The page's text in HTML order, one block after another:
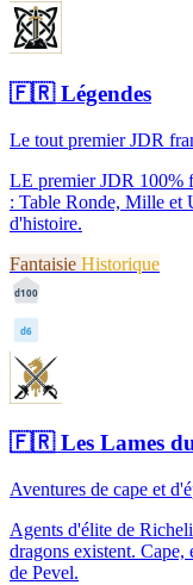
🇫🇷Légendes
Le tout premier JDR
LE premier JDR 100%
: Table Ronde, Mille et
d'histoire.
Fantaisie Historique
d100
d6
🇫🇷Les Lames
Aventures de cape et
Agents d'élite de
dragons existent. Cape,
de Pevel.